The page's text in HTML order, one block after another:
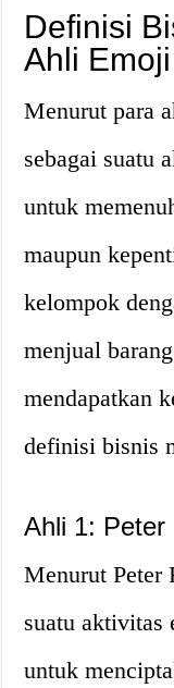
Definisi
Ahli
Menurut para
sebagai suatu
untuk
maupun
kelompok
menjual
mendapatkan
definisi bisnis
Ahli 1: Peter
Menurut Peter
suatu aktivitas
untuk